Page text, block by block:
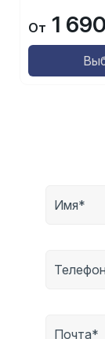
От 1